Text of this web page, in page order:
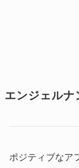
エンジェルナ
ポジティブなア